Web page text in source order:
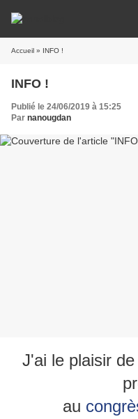
Accueil » INFO !
INFO !
Publié le 24/06/2019 à 15:25
Par nanougdan
J'ai le plaisir
au